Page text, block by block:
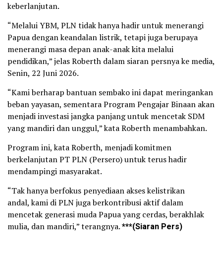
keberlanjutan.
“Melalui YBM, PLN tidak hanya hadir untuk menerangi
Papua dengan keandalan listrik, tetapi juga berupaya
menerangi masa depan anak-anak kita melalui
pendidikan,” jelas Roberth dalam siaran persnya ke media,
Senin, 22 Juni 2026.
“Kami berharap bantuan sembako ini dapat meringankan
beban yayasan, sementara Program Pengajar Binaan akan
menjadi investasi jangka panjang untuk mencetak SDM
yang mandiri dan unggul,” kata Roberth menambahkan.
Program ini, kata Roberth, menjadi komitmen
berkelanjutan PT PLN (Persero) untuk terus hadir
mendampingi masyarakat.
“Tak hanya berfokus penyediaan akses kelistrikan
andal, kami di PLN juga berkontribusi aktif dalam
mencetak generasi muda Papua yang cerdas, berakhlak
mulia, dan mandiri,” terangnya.***(Siaran Pers)